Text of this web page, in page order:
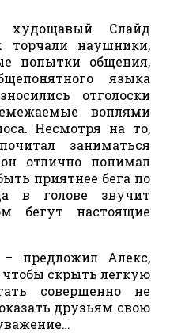
Слайд
наушники,
попытки общения,
языка
отголоски
воплями
Несмотря на то,
заниматься
отлично понимал
приятнее бега по
в голове звучит
бегут настоящие
предложил Алекс,
скрыть легкую
совершенно не
друзьям свою